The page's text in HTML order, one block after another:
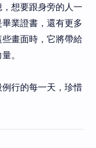
想要跟身旁的人一
業證書，還有更多
畫面時，它將帶給
。
行的每一天，珍惜